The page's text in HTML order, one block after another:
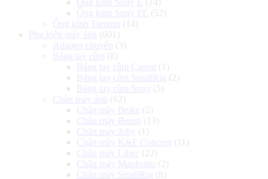
Ống kính Sony FE
(52)
Ống kính Tamron
(14)
Phụ kiện máy ảnh
(601)
Adapter chuyển
(3)
Báng tay cầm (8)
Báng tay cầm Canon
(1)
Báng tay cầm SmallRig (2)
Báng tay cầm Sony (5)
Chân máy ảnh
(62)
Chân máy Beike (2)
Chân máy Benro (13)
Chân máy Joby (1)
Chân máy K&F Concept (11)
Chân máy Libec (22)
Chân máy Manfrotto (2)
Chân máy SmallRig (8)